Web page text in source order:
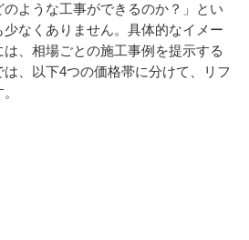
ような工事ができるのか？」とい
なくありません。具体的なイメー
、相場ごとの施工事例を提示する
、以下4つの価格帯に分けて、リフ